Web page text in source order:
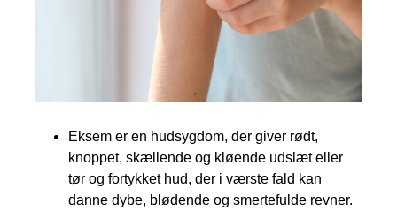
Eksem er en hudsygdom, der giver rødt,
knoppet, skællende og kløende udslæt eller
tør og fortykket hud, der i værste fald kan
danne dybe, blødende og smertefulde revner.